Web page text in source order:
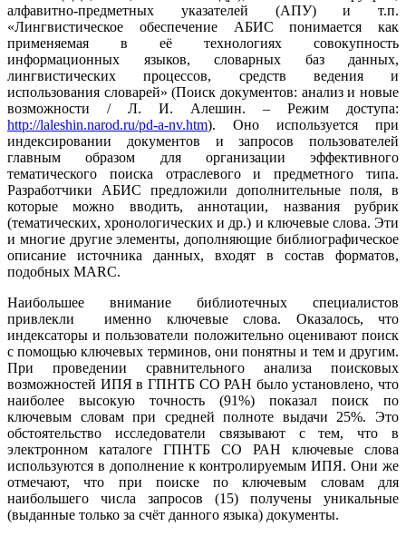
алфавитно-предметных указателей (АПУ) и т.п.
«Лингвистическое обеспечение АБИС понимается как
применяемая в её технологиях совокупность
информационных языков, словарных баз данных,
лингвистических процессов, средств ведения и
использования словарей» (Поиск документов: анализ и новые
возможности / Л. И. Алешин. – Режим доступа:
http://laleshin.narod.ru/pd-a-nv.htm). Оно используется при
индексировании документов и запросов пользователей
главным образом для организации эффективного
тематического поиска отраслевого и предметного типа.
Разработчики АБИС предложили дополнительные поля, в
которые можно вводить, аннотации, названия рубрик
(тематических, хронологических и др.) и ключевые слова. Эти
и многие другие элементы, дополняющие библиографическое
описание источника данных, входят в состав форматов,
подобных MARC.
Наибольшее внимание библиотечных специалистов
привлекли именно ключевые слова. Оказалось, что
индексаторы и пользователи положительно оценивают поиск
с помощью ключевых терминов, они понятны и тем и другим.
При проведении сравнительного анализа поисковых
возможностей ИПЯ в ГПНТБ СО РАН было установлено, что
наиболее высокую точность (91%) показал поиск по
ключевым словам при средней полноте выдачи 25%. Это
обстоятельство исследователи связывают с тем, что в
электронном каталоге ГПНТБ СО РАН ключевые слова
используются в дополнение к контролируемым ИПЯ. Они же
отмечают, что при поиске по ключевым словам для
наибольшего числа запросов (15) получены уникальные
(выданные только за счёт данного языка) документы.